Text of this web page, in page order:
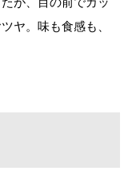
ヤ。味も食感も、